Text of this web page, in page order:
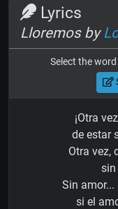
Lyrics
Lloremos by
Select the
¡Otra
de estar
Otra vez,
sin
Sin
si el